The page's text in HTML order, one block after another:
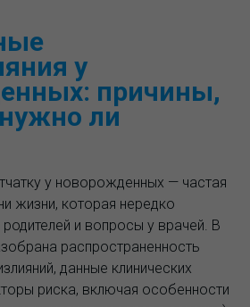
у
причины,
ли
у новорожденных — частая
жизни, которая нередко
и вопросы у врачей. В
распространенность
данные клинических
риска, включая особенности